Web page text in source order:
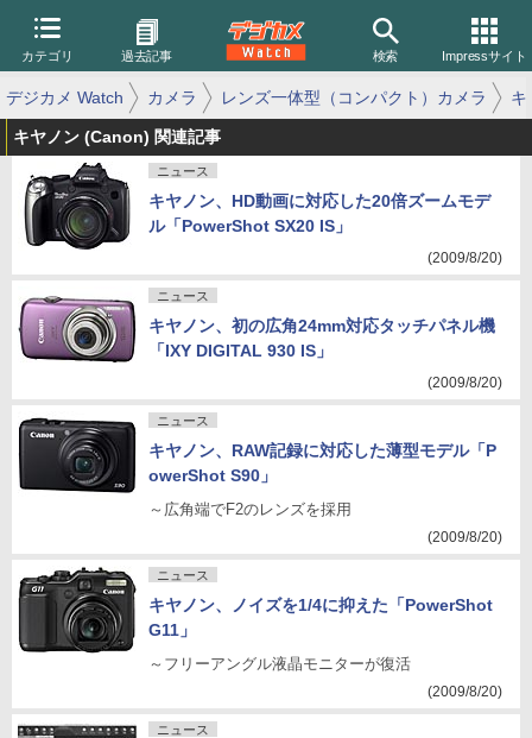
カテゴリ 過去記事 検索 Impressサイト
デジカメ Watch カメラ レンズ一体型（コンパクト）カメラ キ
キヤノン (Canon) 関連記事
ニュース
キヤノン、HD動画に対応した20倍ズームモデ
ル「PowerShot SX20 IS」
(2009/8/20)
ニュース
キヤノン、初の広角24mm対応タッチパネル機
「IXY DIGITAL 930 IS」
(2009/8/20)
ニュース
キヤノン、RAW記録に対応した薄型モデル「P
owerShot S90」
～広角端でF2のレンズを採用
(2009/8/20)
ニュース
キヤノン、ノイズを1/4に抑えた「PowerShot
G11」
～フリーアングル液晶モニターが復活
(2009/8/20)
ニュース